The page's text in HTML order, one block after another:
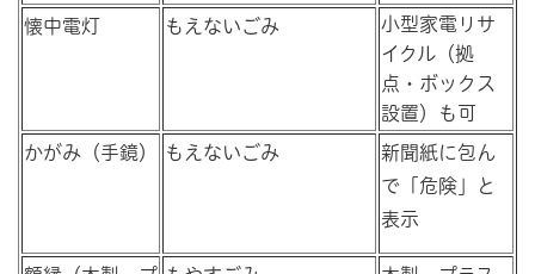
懐中電灯 もえないごみ
小型家電リサ
イクル（拠
点・ボックス
設置）も可
かがみ（手鏡） もえないごみ
新聞紙に包ん
で「危険」と
表示